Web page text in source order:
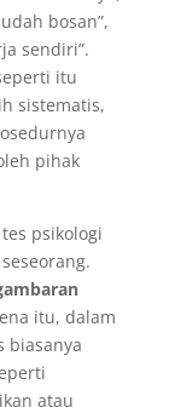
bosan”,
sendiri”.
itu
sistematis,
pihak
psikologi
itu, dalam
biasanya
atau